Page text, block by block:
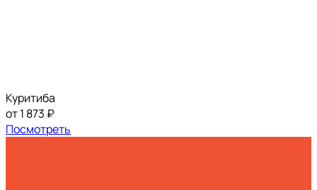
Куритиба
от 1 873 ₽
Посмотреть